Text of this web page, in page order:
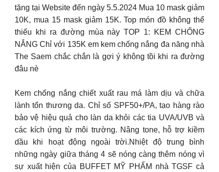
tặng tại Website đến ngày 5.5.2024 Mua 10 mask giảm
10K, mua 15 mask giảm 15K. Top món đồ không thể
thiếu khi ra đường mùa này TOP 1: KEM CHỐNG
NẮNG Chỉ với 135K em kem chống nắng đa năng nhà
The Saem chắc chắn là gợi ý không tồi khi ra đường
đâu nè
Kem chống nắng chiết xuất rau má làm dịu và chữa
lành tổn thương da. Chỉ số SPF50+/PA, tạo hàng rào
bảo vệ hiệu quả cho làn da khỏi các tia UVA/UVB và
các kích ứng từ môi trường. Nâng tone, hỗ trợ kiềm
dầu khi hoạt động ngoài trời.Nhiệt độ trung bình
những ngày giữa tháng 4 sẽ nóng càng thêm nóng vì
sự xuất hiện của BUFFET MỸ PHẨM nhà TGSF cả